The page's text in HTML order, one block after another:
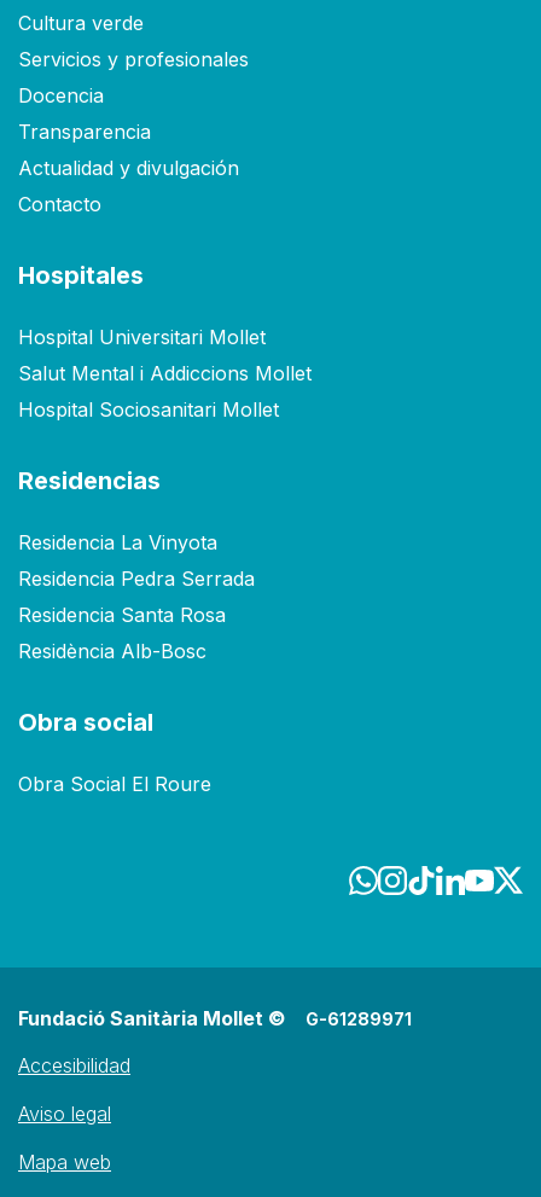
Cultura verde
Servicios y profesionales
Docencia
Transparencia
Actualidad y divulgación
Contacto
Hospitales
Hospital Universitari Mollet
Salut Mental i Addiccions Mollet
Hospital Sociosanitari Mollet
Residencias
Residencia La Vinyota
Residencia Pedra Serrada
Residencia Santa Rosa
Residència Alb-Bosc
Obra social
Obra Social El Roure
Fundació Sanitària Mollet © G-61289971
Accesibilidad
Aviso legal
Mapa web